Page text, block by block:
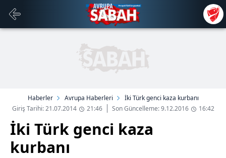
Haberler Avrupa Haberleri
İki Türk genci kaza kurbanı
Giriş Tarihi: 21.07.2014
21:46 Son Güncelleme: 9.12.2016 16:42
İki Türk genci kaza
kurbanı